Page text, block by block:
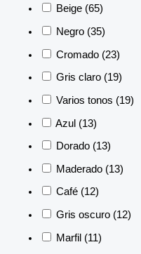
Beige (65)
Negro (35)
Cromado (23)
Gris claro (19)
Varios tonos (19)
Azul (13)
Dorado (13)
Maderado (13)
Café (12)
Gris oscuro (12)
Marfil (11)